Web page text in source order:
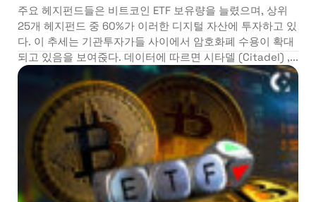
주요 헤지펀드들은 비트코인 ETF 보유량을 늘렸으며, 상위
25개 헤지펀드 중 60%가 이러한 디지털 자산에 투자하고 있
다. 이 추세는 기관투자가들 사이에서 암호화폐 수용이 확대
되고 있음을 보여줁다. 데이터에 따르면 시타델 (Citadel) ,...